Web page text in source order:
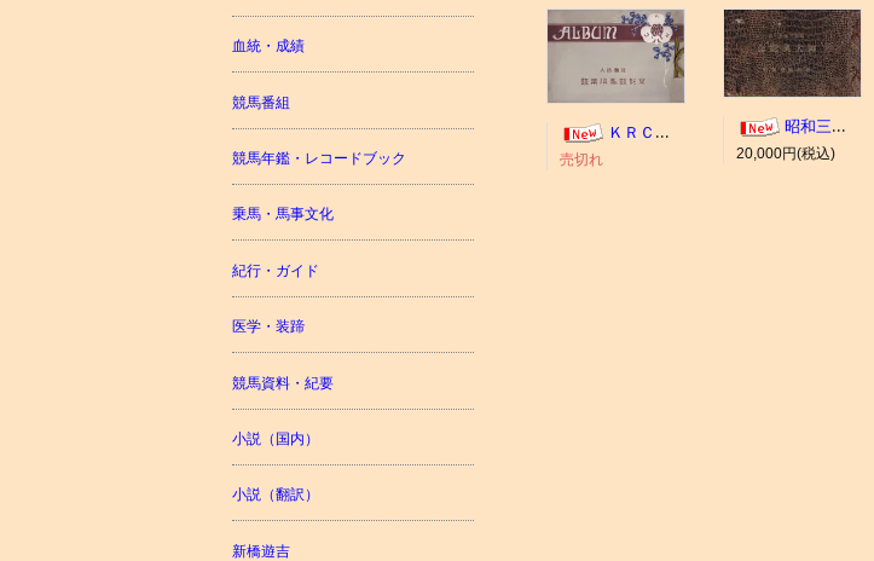
ＫＲＣ ＡＬＢＵＭ（京都競馬場写真帖）
売切れ
昭和三年十一月 御大典記念
20,000円(税込)
血統・成績
競馬番組
競馬年鑑・レコードブック
乗馬・馬事文化
紀行・ガイド
医学・装蹄
競馬資料・紀要
小説（国内）
小説（翻訳）
新橋遊吉